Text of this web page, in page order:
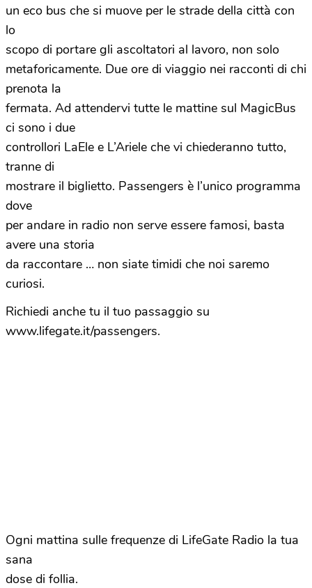
un eco bus che si muove per le strade della città con
lo
scopo di portare gli ascoltatori al lavoro, non solo
metaforicamente. Due ore di viaggio nei racconti di chi
prenota la
fermata. Ad attendervi tutte le mattine sul MagicBus
ci sono i due
controllori LaEle e L’Ariele che vi chiederanno tutto,
tranne di
mostrare il biglietto. Passengers è l’unico programma
dove
per andare in radio non serve essere famosi, basta
avere una storia
da raccontare … non siate timidi che noi saremo
curiosi.
Richiedi anche tu il tuo passaggio su
www.lifegate.it/passengers.
Ogni mattina sulle frequenze di LifeGate Radio la tua
sana
dose di follia.